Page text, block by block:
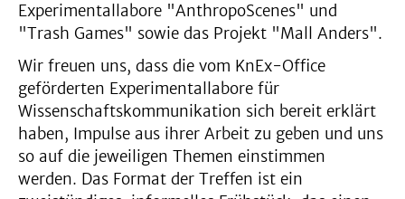
Experimentallabore "AnthropoScenes" und
"Trash Games" sowie das Projekt "Mall Anders".
Wir freuen uns, dass die vom KnEx-Office
geförderten Experimentallabore für
Wissenschaftskommunikation sich bereit erklärt
haben, Impulse aus ihrer Arbeit zu geben und uns
so auf die jeweiligen Themen einstimmen
werden. Das Format der Treffen ist ein